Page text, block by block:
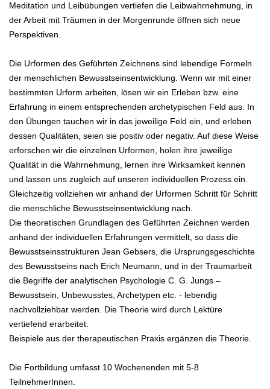
Meditation und Leibübungen vertiefen die Leibwahrnehmung, in
der Arbeit mit Träumen in der Morgenrunde öffnen sich neue
Perspektiven.
Die Urformen des Geführten Zeichnens sind lebendige Formeln
der menschlichen Bewusstseinsentwicklung. Wenn wir mit einer
bestimmten Urform arbeiten, lösen wir ein Erleben bzw. eine
Erfahrung in einem entsprechenden archetypischen Feld aus. In
den Übungen tauchen wir in das jeweilige Feld ein, und erleben
dessen Qualitäten, seien sie positiv oder negativ. Auf diese Weise
erforschen wir die einzelnen Urformen, holen ihre jeweilige
Qualität in die Wahrnehmung, lernen ihre Wirksamkeit kennen
und lassen uns zugleich auf unseren individuellen Prozess ein.
Gleichzeitig vollziehen wir anhand der Urformen Schritt für Schritt
die menschliche Bewusstseinsentwicklung nach.
Die theoretischen Grundlagen des Geführten Zeichnen werden
anhand der individuellen Erfahrungen vermittelt, so dass die
Bewusstseinsstrukturen Jean Gebsers, die Ursprungsgeschichte
des Bewusstseins nach Erich Neumann, und in der Traumarbeit
die Begriffe der analytischen Psychologie C. G. Jungs –
Bewusstsein, Unbewusstes, Archetypen etc. - lebendig
nachvollziehbar werden. Die Theorie wird durch Lektüre
vertiefend erarbeitet.
Beispiele aus der therapeutischen Praxis ergänzen die Theorie.
Die Fortbildung umfasst 10 Wochenenden mit 5-8
TeilnehmerInnen.